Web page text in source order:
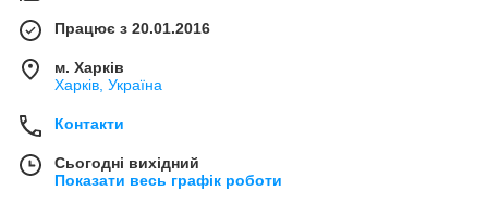
Працює з 20.01.2016
м. Харків
Харків, Україна
Контакти
Сьогодні вихідний
Показати весь графік роботи